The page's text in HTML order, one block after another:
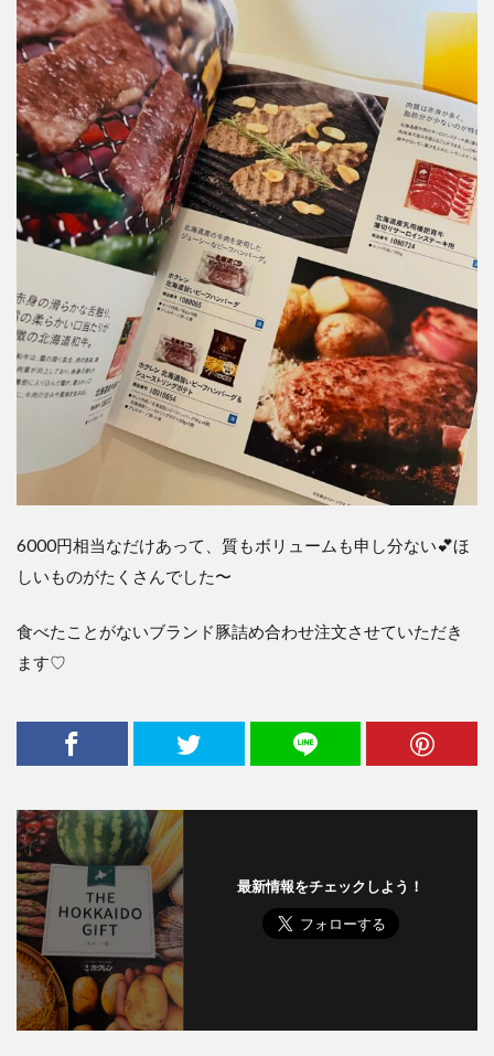
6000円相当なだけあって、質もボリュームも申し分ない💕ほ
しいものがたくさんでした〜
食べたことがないブランド豚詰め合わせ注文させていただき
ます♡
最新情報をチェックしよう！